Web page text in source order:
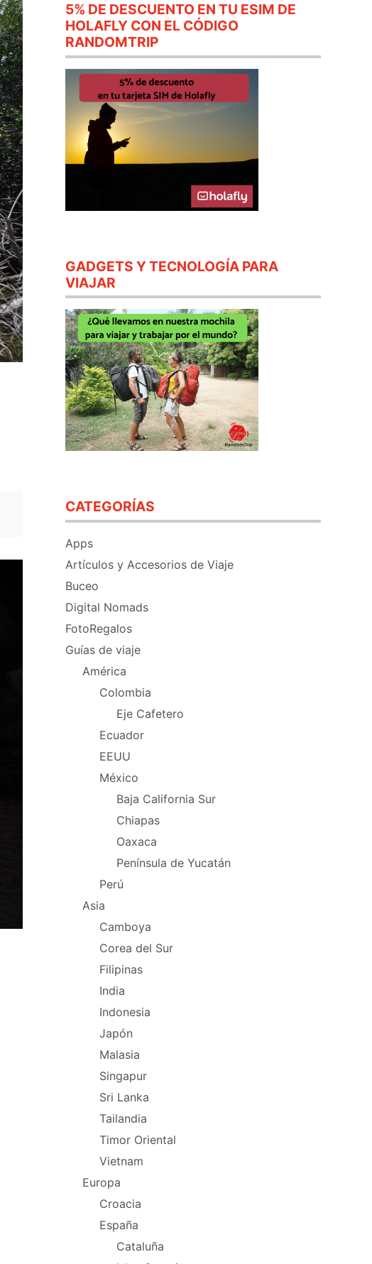
5% DE DESCUENTO EN TU ESIM DE
HOLAFLY CON EL CÓDIGO
RANDOMTRIP
GADGETS Y TECNOLOGÍA PARA
VIAJAR
CATEGORÍAS
Apps
Artículos y Accesorios de Viaje
Buceo
Digital Nomads
FotoRegalos
Guías de viaje
América
Colombia
Eje Cafetero
Ecuador
EEUU
México
Baja California Sur
Chiapas
Oaxaca
Península de Yucatán
Perú
Asia
Camboya
Corea del Sur
Filipinas
India
Indonesia
Japón
Malasia
Singapur
Sri Lanka
Tailandia
Timor Oriental
Vietnam
Europa
Croacia
España
Cataluña